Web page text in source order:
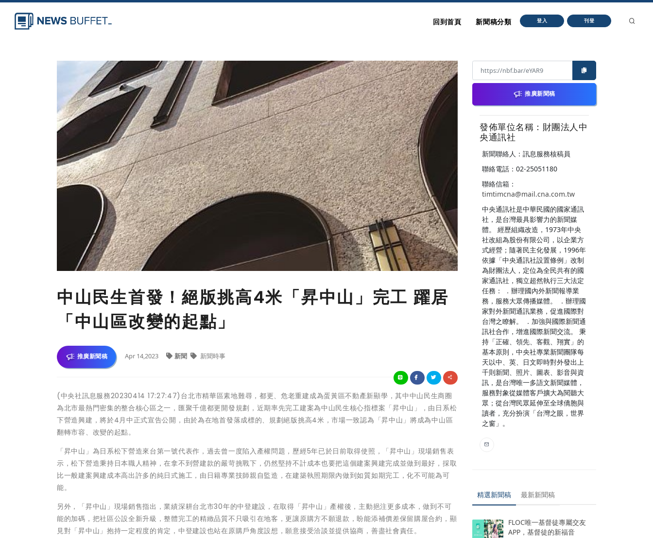
回到首頁 新聞稿分類 登入 刊登
中山民生首發！絕版挑高4米「昇中山」完工 躍居
「中山區改變的起點」
推廣新聞稿 Apr 14,2023 新聞 新聞時事
(中央社訊息服務20230414 17:27:47)台北市精華區素地難尋，都更、危老重建成為蛋黃區不動產新顯學，其中中山民生商圈
為北市最熱門密集的整合核心區之一，匯聚千億都更開發規劃，近期率先完工建案為中山民生核心指標案「昇中山」，由日系松
下營造興建，將於4月中正式宣告公開，由於為在地首發落成標的、規劃絕版挑高4米，市場一致認為「昇中山」將成為中山區
翻轉市容、改變的起點。
「昇中山」為日系松下營造來台第一號代表作，過去曾一度陷入產權問題，歷經5年已於日前取得使照，「昇中山」現場銷售表
示，松下營造秉持日本職人精神，在拿不到營建款的嚴苛挑戰下，仍然堅持不計成本也要把這個建案興建完成並做到最好，採取
比一般建案興建成本高出許多的純日式施工，由日籍專業技師親自監造，在建築執照期限內做到如質如期完工，化不可能為可
能。
另外，「昇中山」現場銷售指出，業績深耕台北市30年的中登建設，在取得「昇中山」產權後，主動挹注更多成本，做到不可
能的加碼，把社區公設全新升級，整體完工的精緻品質不只吸引在地客，更讓原購方不願退款，盼能添補價差保留購屋合約，顯
見對「昇中山」抱持一定程度的肯定，中登建設也站在原購戶角度設想，願意接受洽談並提供協商，善盡社會責任。
推廣新聞稿
發佈單位名稱：財團法人中
央通訊社
新聞聯絡人：訊息服務核稿員
聯絡電話：02-25051180
聯絡信箱：
timtimcna@mail.cna.com.tw
中央通訊社是中華民國的國家通訊
社，是台灣最具影響力的新聞媒
體。 經歷組織改造，1973年中央
社改組為股份有限公司，以企業方
式經營；隨著民主化發展，1996年
依據「中央通訊社設置條例」改制
為財團法人，定位為全民共有的國
家通訊社，獨立超然執行三大法定
任務： ．辦理國內外新聞報導業
務，服務大眾傳播媒體。 ．辦理國
家對外新聞通訊業務，促進國際對
台灣之瞭解。 ．加強與國際新聞通
訊社合作，增進國際新聞交流。 秉
持「正確、領先、客觀、翔實」的
基本原則，中央社專業新聞團隊每
天以中、英、日文即時對外發出上
千則新聞、照片、圖表、影音與資
訊，是台灣唯一多語文新聞媒體，
服務對象從媒體客戶擴大為閱聽大
眾；從台灣民眾延伸至全球僑胞與
讀者，充分扮演「台灣之眼，世界
之窗」。
精選新聞稿 最新新聞稿
FLOC唯一基督徒專屬交友
APP，基督徒的新福音